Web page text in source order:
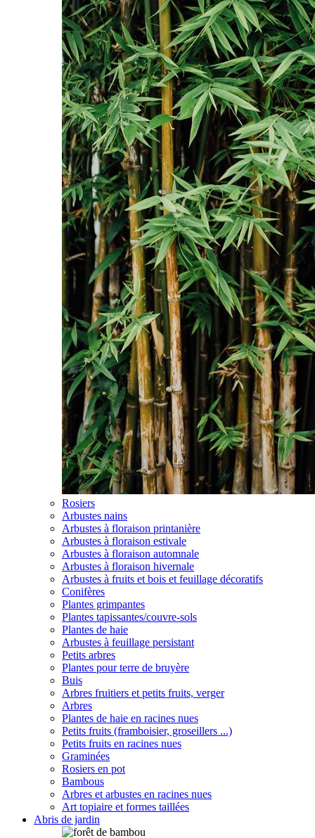
Rosiers
Arbustes nains
Arbustes à floraison printanière
Arbustes à floraison estivale
Arbustes à floraison automnale
Arbustes à floraison hivernale
Arbustes à fruits et bois et feuillage décoratifs
Conifères
Plantes grimpantes
Plantes tapissantes/couvre-sols
Plantes de haie
Arbustes à feuillage persistant
Petits arbres
Plantes pour terre de bruyère
Buis
Arbres fruitiers et petits fruits, verger
Arbres
Plantes de haie en racines nues
Petits fruits (framboisier, groseillers ...)
Petits fruits en racines nues
Graminées
Rosiers en pot
Bambous
Arbres et arbustes en racines nues
Art topiaire et formes taillées
Abris de jardin